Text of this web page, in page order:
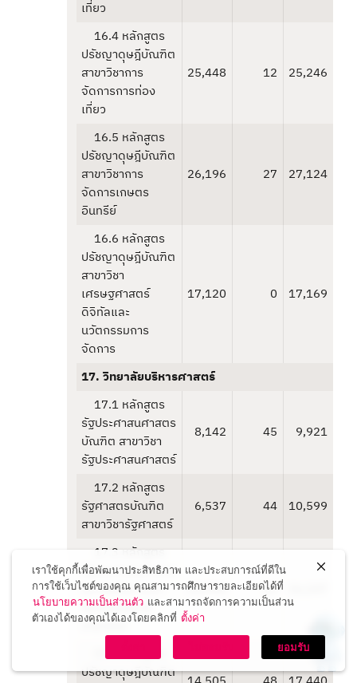
เที่ยว
16.4 หลักสูตร
ปรัชญาดุษฎีบัณฑิต
สาขาวิชาการ
จัดการการท่อง
เที่ยว
25,448 12 25,246
16.5 หลักสูตร
ปรัชญาดุษฎีบัณฑิต
สาขาวิชาการ
จัดการเกษตร
อินทรีย์
26,196 27 27,124
16.6 หลักสูตร
ปรัชญาดุษฎีบัณฑิต
สาขาวิชา
เศรษฐศาสตร์
ดิจิทัลและ
นวัตกรรมการ
จัดการ
17,120 0 17,169
17. วิทยาลัยบริหารศาสตร์
17.1 หลักสูตร
รัฐประศาสนศาสตร
บัณฑิต สาขาวิชา
รัฐประศาสนศาสตร์
8,142 45 9,921
17.2 หลักสูตร
รัฐศาสตรบัณฑิต
สาขาวิชารัฐศาสตร์
6,537 44 10,599
17.3 หลักสูตร
รัฐประศาสนศาสตร
มหาบัณฑิต สาขา
วิชาการบริหาร
สาธารณะ
15,940 53
17.4 หลักสูตร
ปรัชญาดุษฎีบัณฑิต
เราใช้คุกกี้เพื่อพัฒนาประสิทธิภาพ และประสบการณ์ที่ดีใน
การใช้เว็บไซต์ของคุณ คุณสามารถศึกษารายละเอียดได้ที่
นโยบายความเป็นส่วนตัว และสามารถจัดการความเป็นส่วน
ตัวเองได้ของคุณได้เองโดยคลิกที่ ตั้งค่า
ยอมรับ